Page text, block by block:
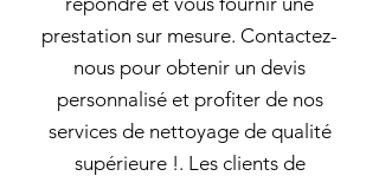
prestation sur mesure. Contactez-
nous pour obtenir un devis
personnalisé et profiter de nos
services de nettoyage de qualité
supérieure !. Les clients de